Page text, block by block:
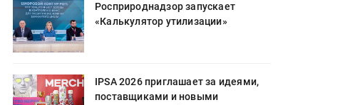
Росприроднадзор запускает
«Калькулятор утилизации»
IPSA 2026 приглашает за идеями,
поставщиками и новыми